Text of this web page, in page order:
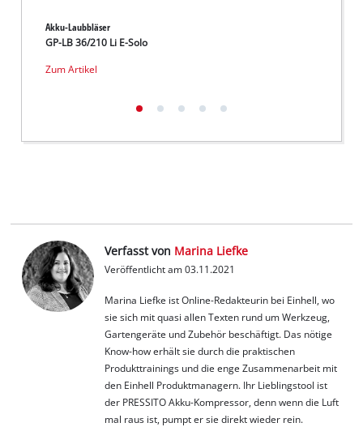
Akku-Laubbläser
GP-LB 36/210 Li E-Solo
Zum Artikel
Verfasst von Marina Liefke
Veröffentlicht am 03.11.2021
Marina Liefke ist Online-Redakteurin bei Einhell, wo
sie sich mit quasi allen Texten rund um Werkzeug,
Gartengeräte und Zubehör beschäftigt. Das nötige
Know-how erhält sie durch die praktischen
Produkttrainings und die enge Zusammenarbeit mit
den Einhell Produktmanagern. Ihr Lieblingstool ist
der PRESSITO Akku-Kompressor, denn wenn die Luft
mal raus ist, pumpt er sie direkt wieder rein.